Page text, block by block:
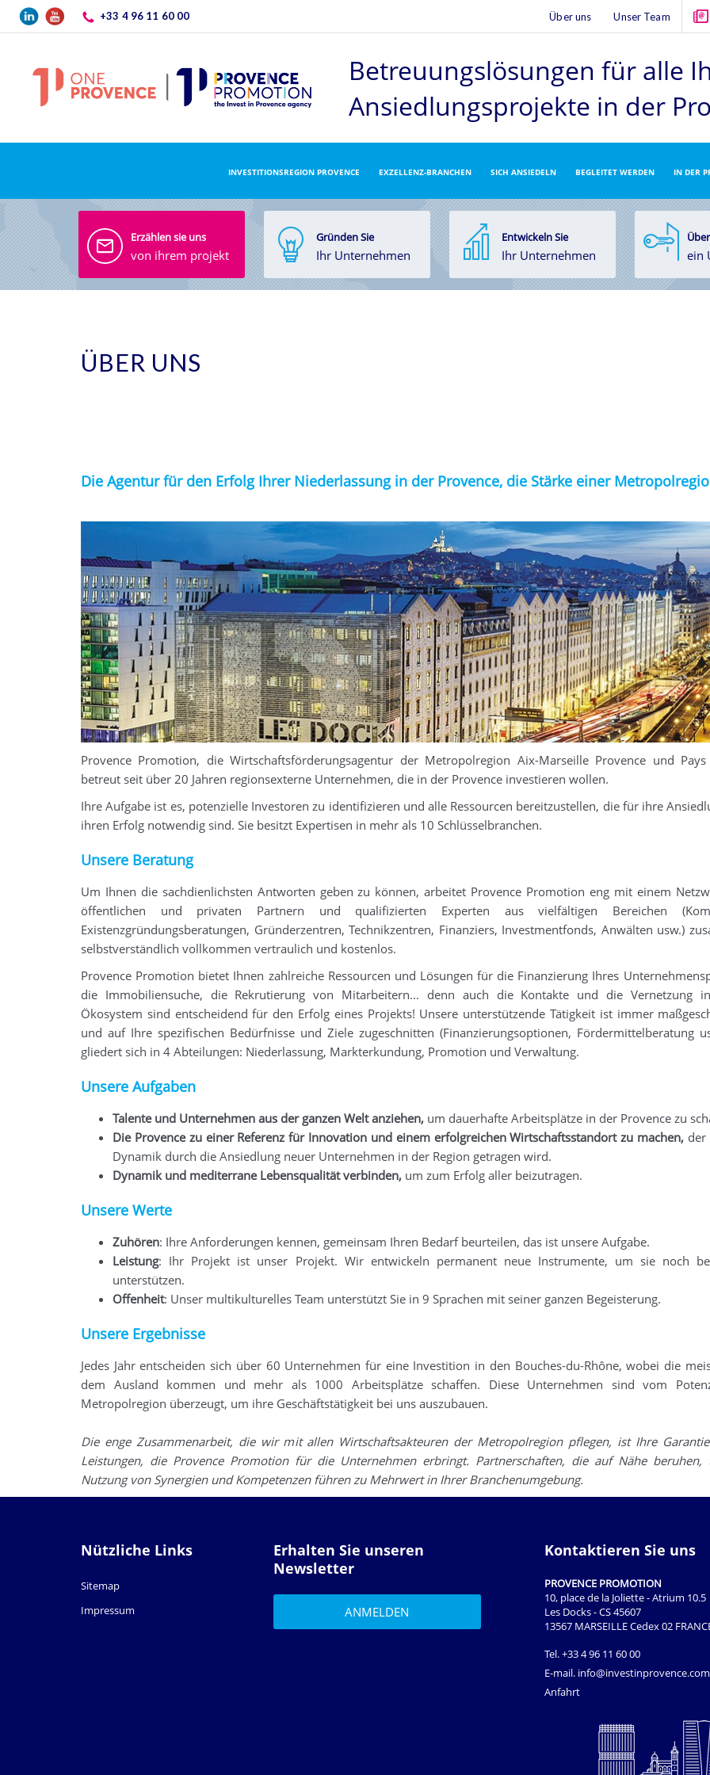
Direkt zum Inhalt +33 4 96 11 60 00 Unser Team
Über uns
Betreuungslösungen für alle
Ansiedlungsprojekte in der
INVESTITIONSREGION PROVENCE EXZELLENZ-BRANCHEN SICH ANSIEDELN BEGLEITET WERDEN IN DER
Erzählen sie uns
von ihrem projekt
Gründen Sie
Ihr Unternehmen
Entwickeln Sie
Ihr Unternehmen ein
ÜBER UNS
Die Agentur für den Erfolg Ihrer Niederlassung in der Provence, die Stärke einer
Provence Promotion, die Wirtschaftsförderungsagentur der Metropolregion Aix-Marseille Provence und Pays
betreut seit über 20 Jahren regionsexterne Unternehmen, die in der Provence investieren wollen.
Ihre Aufgabe ist es, potenzielle Investoren zu identifizieren und alle Ressourcen bereitzustellen, die für ihre
ihren Erfolg notwendig sind. Sie besitzt Expertisen in mehr als 10 Schlüsselbranchen.
Unsere Beratung
Um Ihnen die sachdienlichsten Antworten geben zu können, arbeitet Provence Promotion eng mit einem
öffentlichen und privaten Partnern und qualifizierten Experten aus vielfältigen Bereichen
Existenzgründungsberatungen, Gründerzentren, Technikzentren, Finanziers, Investmentfonds, Anwälten usw.)
selbstverständlich vollkommen vertraulich und kostenlos.
Provence Promotion bietet Ihnen zahlreiche Ressourcen und Lösungen für die Finanzierung Ihres
die Immobiliensuche, die Rekrutierung von Mitarbeitern... denn auch die Kontakte und die Vernetzung
Ökosystem sind entscheidend für den Erfolg eines Projekts! Unsere unterstützende Tätigkeit ist immer
und auf Ihre spezifischen Bedürfnisse und Ziele zugeschnitten (Finanzierungsoptionen, Fördermittelberatung
gliedert sich in 4 Abteilungen: Niederlassung, Markterkundung, Promotion und Verwaltung.
Unsere Aufgaben
Talente und Unternehmen aus der ganzen Welt anziehen, um dauerhafte Arbeitsplätze in der Provence zu
Die Provence zu einer Referenz für Innovation und einem erfolgreichen Wirtschaftsstandort zu machen, der
Dynamik durch die Ansiedlung neuer Unternehmen in der Region getragen wird.
Dynamik und mediterrane Lebensqualität verbinden, um zum Erfolg aller beizutragen.
Unsere Werte
Zuhören: Ihre Anforderungen kennen, gemeinsam Ihren Bedarf beurteilen, das ist unsere Aufgabe.
Leistung: Ihr Projekt ist unser Projekt. Wir entwickeln permanent neue Instrumente, um sie noch
unterstützen.
Offenheit: Unser multikulturelles Team unterstützt Sie in 9 Sprachen mit seiner ganzen Begeisterung.
Unsere Ergebnisse
Jedes Jahr entscheiden sich über 60 Unternehmen für eine Investition in den Bouches-du-Rhône, wobei die
dem Ausland kommen und mehr als 1000 Arbeitsplätze schaffen. Diese Unternehmen sind vom
Metropolregion überzeugt, um ihre Geschäftstätigkeit bei uns auszubauen.
Die enge Zusammenarbeit, die wir mit allen Wirtschaftsakteuren der Metropolregion pflegen, ist Ihre
Leistungen, die Provence Promotion für die Unternehmen erbringt. Partnerschaften, die auf Nähe beruhen,
Nutzung von Synergien und Kompetenzen führen zu Mehrwert in Ihrer Branchenumgebung.
Nützliche Links
Sitemap
Impressum
Erhalten Sie unseren
Newsletter
Kontaktieren Sie uns
PROVENCE PROMOTION
10, place de la Joliette - Atrium 10.5
Les Docks - CS 45607
13567 MARSEILLE Cedex 02
Tel.+33 4 96 11 60 00
E-mail. info@investinprovence.com
Anfahrt